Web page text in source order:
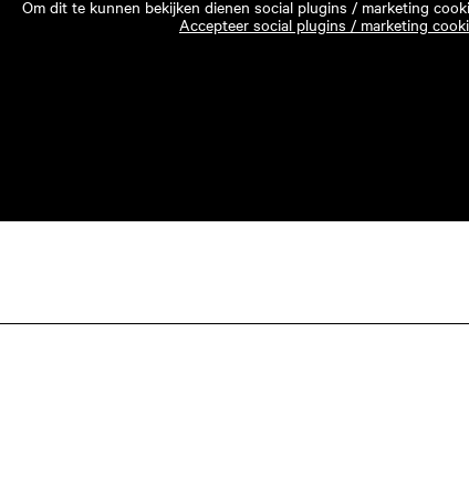
Om dit te kunnen bekijken dienen social plugins / marketing
Accepteer social plugins / marketing